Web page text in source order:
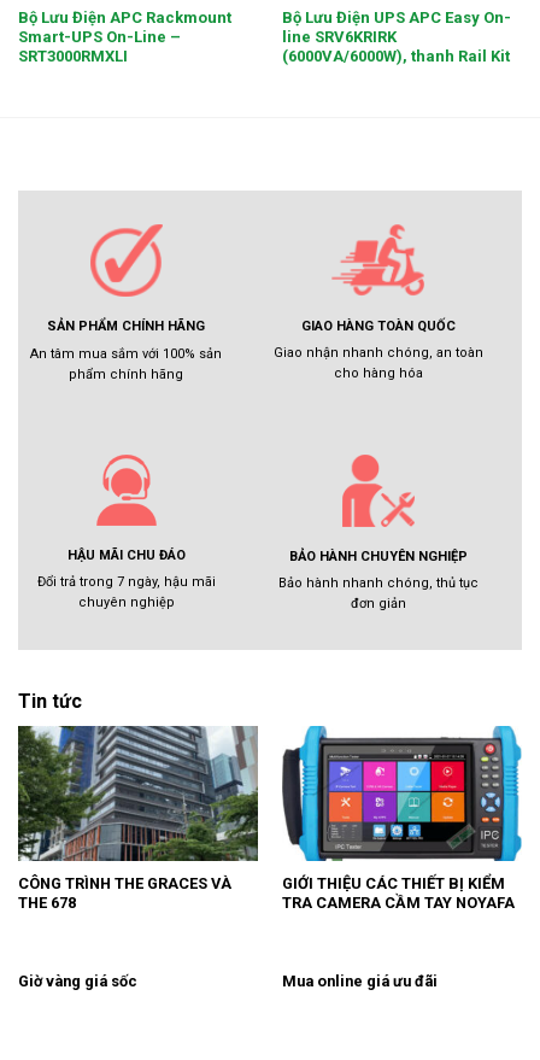
Bộ Lưu Điện APC Rackmount
Smart-UPS On-Line –
SRT3000RMXLI
Bộ Lưu Điện UPS APC Easy On-
line SRV6KRIRK
(6000VA/6000W), thanh Rail Kit
SẢN PHẨM CHÍNH HÃNG
An tâm mua sắm với 100% sản
phẩm chính hãng
GIAO HÀNG TOÀN QUỐC
Giao nhận nhanh chóng, an toàn
cho hàng hóa
HẬU MÃI CHU ĐÁO
Đổi trả trong 7 ngày, hậu mãi
chuyên nghiệp
BẢO HÀNH CHUYÊN NGHIỆP
Bảo hành nhanh chóng, thủ tục
đơn giản
Tin tức
CÔNG TRÌNH THE GRACES VÀ
THE 678
GIỚI THIỆU CÁC THIẾT BỊ KIỂM
TRA CAMERA CẦM TAY NOYAFA
Giờ vàng giá sốc Mua online giá ưu đãi